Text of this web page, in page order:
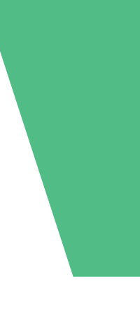
Individuels
Sans engagement